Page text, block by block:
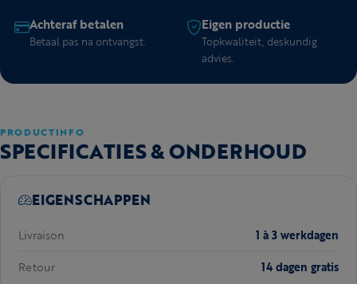
Achteraf betalen
Betaal pas na ontvangst.
Eigen productie
Topkwaliteit, deskundig
advies.
PRODUCTINFO
SPECIFICATIES & ONDERHOUD
EIGENSCHAPPEN
Livraison
1 à 3 werkdagen
Retour
14 dagen gratis